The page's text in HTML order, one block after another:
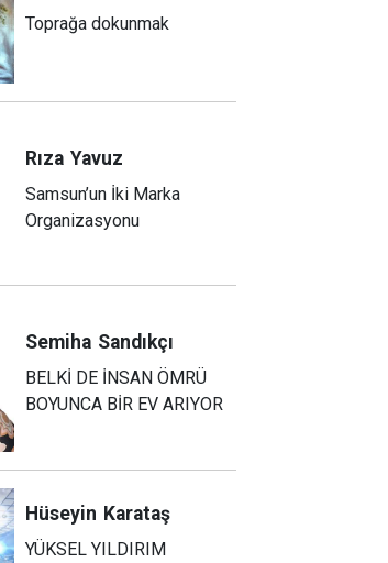
Toprağa dokunmak
Rıza Yavuz
Samsun’un İki Marka
Organizasyonu
Semiha Sandıkçı
BELKİ DE İNSAN ÖMRÜ
BOYUNCA BİR EV ARIYOR
Hüseyin Karataş
YÜKSEL YILDIRIM